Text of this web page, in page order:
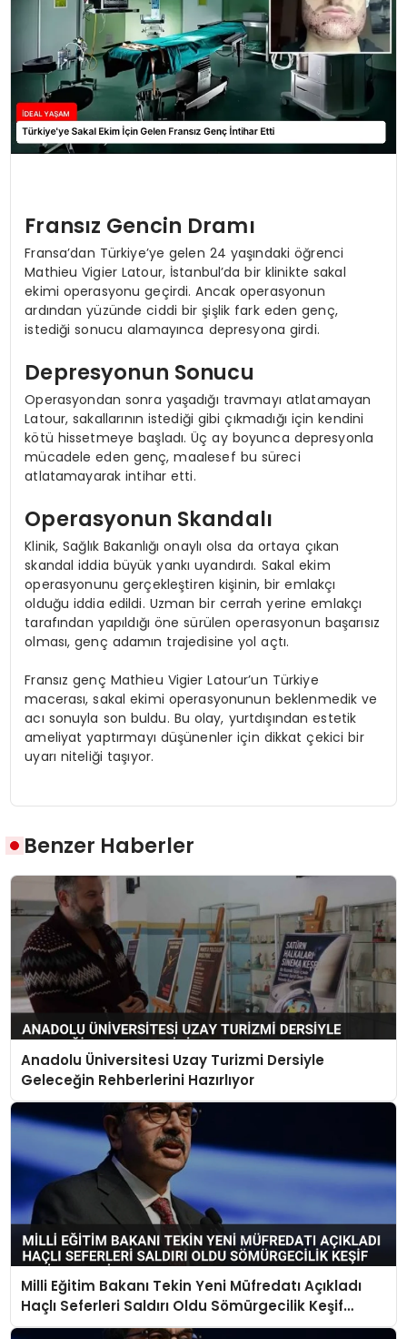
Fransız Gencin Dramı
Fransa’dan Türkiye’ye gelen 24 yaşındaki öğrenci
Mathieu Vigier Latour, İstanbul’da bir klinikte sakal
ekimi operasyonu geçirdi. Ancak operasyonun
ardından yüzünde ciddi bir şişlik fark eden genç,
istediği sonucu alamayınca depresyona girdi.
Depresyonun Sonucu
Operasyondan sonra yaşadığı travmayı atlatamayan
Latour, sakallarının istediği gibi çıkmadığı için kendini
kötü hissetmeye başladı. Üç ay boyunca depresyonla
mücadele eden genç, maalesef bu süreci
atlatamayarak intihar etti.
Operasyonun Skandalı
Klinik, Sağlık Bakanlığı onaylı olsa da ortaya çıkan
skandal iddia büyük yankı uyandırdı. Sakal ekim
operasyonunu gerçekleştiren kişinin, bir emlakçı
olduğu iddia edildi. Uzman bir cerrah yerine emlakçı
tarafından yapıldığı öne sürülen operasyonun başarısız
olması, genç adamın trajedisine yol açtı.
Fransız genç Mathieu Vigier Latour’un Türkiye
macerası, sakal ekimi operasyonunun beklenmedik ve
acı sonuyla son buldu. Bu olay, yurtdışından estetik
ameliyat yaptırmayı düşünenler için dikkat çekici bir
uyarı niteliği taşıyor.
Benzer Haberler
Anadolu Üniversitesi Uzay Turizmi Dersiyle
Geleceğin Rehberlerini Hazırlıyor
Milli Eğitim Bakanı Tekin Yeni Müfredatı Açıkladı
Haçlı Seferleri Saldırı Oldu Sömürgecilik Keşif
Yerine Geçti